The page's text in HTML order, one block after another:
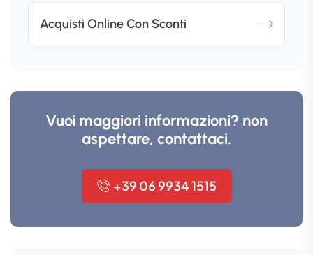
Acquisti Online Con Sconti
Vuoi maggiori informazioni? non
aspettare, contattaci.
+39 06 9934 1515